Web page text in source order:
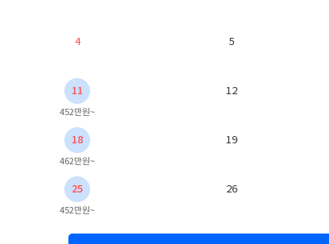
4 5
11
452만원~
12
18
462만원~
19
25
452만원~
26